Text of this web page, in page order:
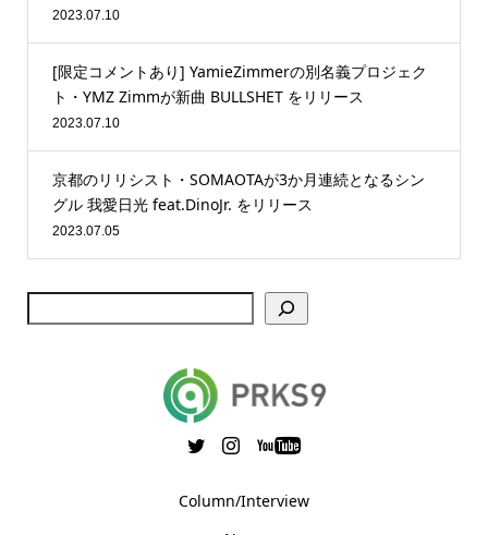
2023.07.10
[限定コメントあり] YamieZimmerの別名義プロジェク
ト・YMZ Zimmが新曲 BULLSHET をリリース
2023.07.10
京都のリリシスト・SOMAOTAが3か月連続となるシン
グル 我愛日光 feat.DinoJr. をリリース
2023.07.05
Column/Interview